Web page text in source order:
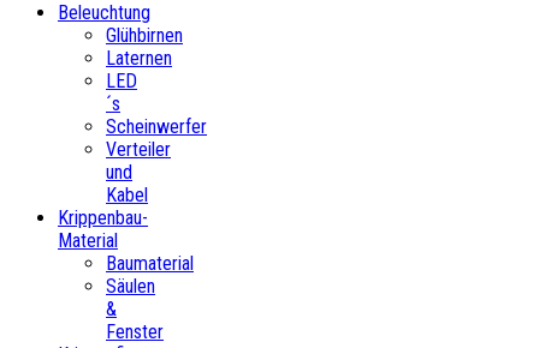
Beleuchtung
Glühbirnen
Laternen
LED
´s
Scheinwerfer
Verteiler
und
Kabel
Krippenbau-
Material
Baumaterial
Säulen
&
Fenster